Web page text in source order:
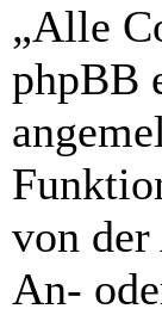
„Alle
phpBB
von
An-